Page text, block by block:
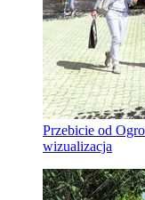
Przebicie od
wizualizacja